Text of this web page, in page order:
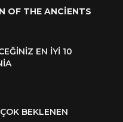
OF THE ANCIENTS
EN İYI 10
BEKLENEN